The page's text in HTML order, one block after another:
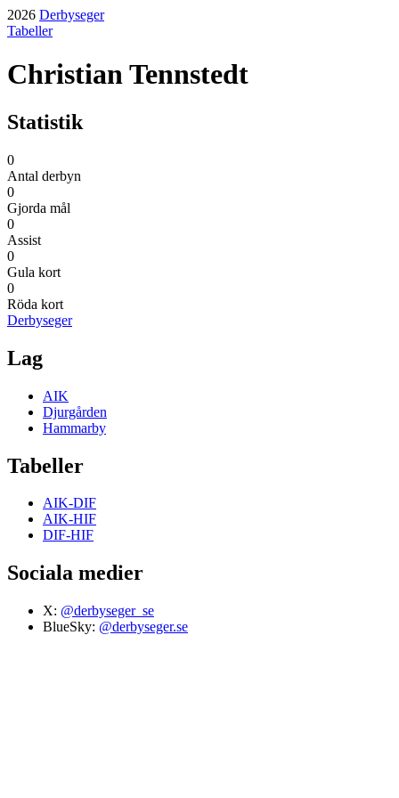
2026 Derbyseger
Tabeller
Christian Tennstedt
Statistik
0
Antal derbyn
0
Gjorda mål
0
Assist
0
Gula kort
0
Röda kort
Derbyseger
Lag
AIK
Djurgården
Hammarby
Tabeller
AIK-DIF
AIK-HIF
DIF-HIF
Sociala medier
X: @derbyseger_se
BlueSky: @derbyseger.se